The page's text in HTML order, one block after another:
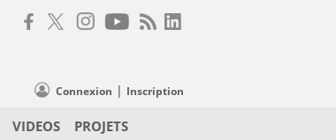
Connexion | Inscription
VIDEOS PROJETS